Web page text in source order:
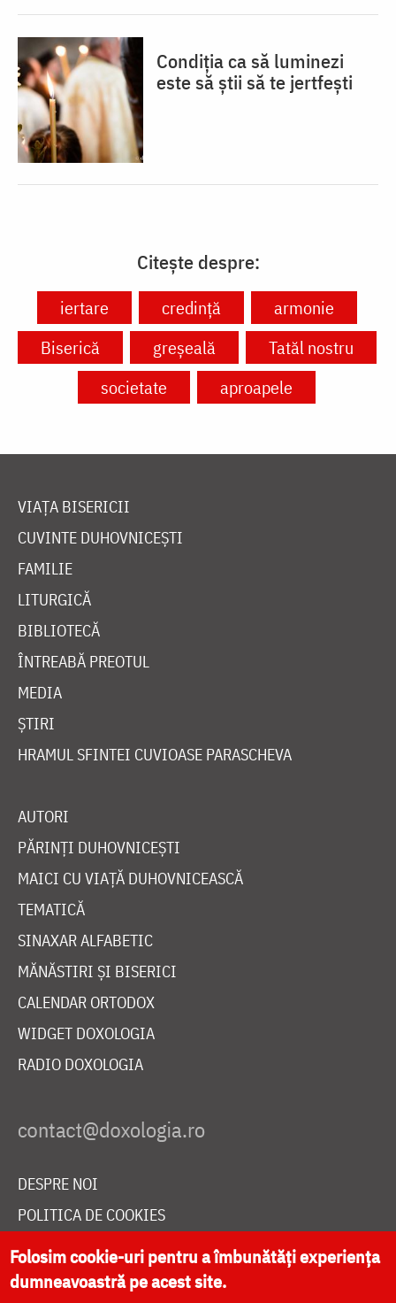
Condiția ca să luminezi
este să știi să te jertfești
Citește despre:
iertare credință
armonie
Biserică
greșeală
Tatăl nostru
societate
aproapele
VIAȚA BISERICII
CUVINTE DUHOVNICEȘTI
FAMILIE
LITURGICĂ
BIBLIOTECĂ
ÎNTREABĂ PREOTUL
MEDIA
ȘTIRI
HRAMUL SFINTEI CUVIOASE PARASCHEVA
AUTORI
PĂRINȚI DUHOVNICEȘTI
MAICI CU VIAȚĂ DUHOVNICEASCĂ
TEMATICĂ
SINAXAR ALFABETIC
MĂNĂSTIRI ȘI BISERICI
CALENDAR ORTODOX
WIDGET DOXOLOGIA
RADIO DOXOLOGIA
DESPRE NOI
POLITICA DE COOKIES
DONEAZĂ ONLINE PENTRU CATEDRALA NAȚIONALĂ
Folosim cookie-uri pentru a îmbunătăți experiența
dumneavoastră pe acest site.